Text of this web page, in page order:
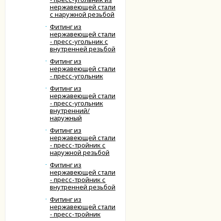
нержавеющей стали
с наружной резьбой
Фитинг из
нержавеющей стали
- пресс-угольник с
внутренней резьбой
Фитинг из
нержавеющей стали
- пресс-угольник
Фитинг из
нержавеющей стали
- пресс-угольник
внутренний/
наружный
Фитинг из
нержавеющей стали
- пресс-тройник с
наружной резьбой
Фитинг из
нержавеющей стали
- пресс-тройник с
внутренней резьбой
Фитинг из
нержавеющей стали
- пресс-тройник